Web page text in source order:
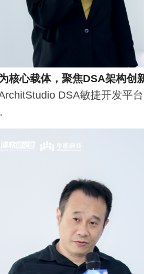
核心载体，聚焦DSA架构创
DSA敏捷开发平